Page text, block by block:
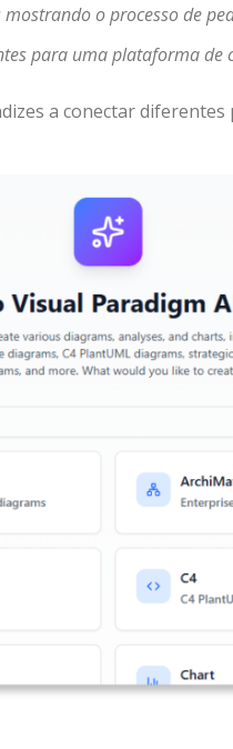
o processo de
para uma plataforma de
a conectar